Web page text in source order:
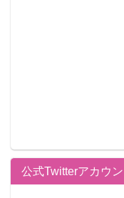
■本体サイズ：およ
■台座サイズ：500Φ
■重量：約30kg
公式Twitterアカウン